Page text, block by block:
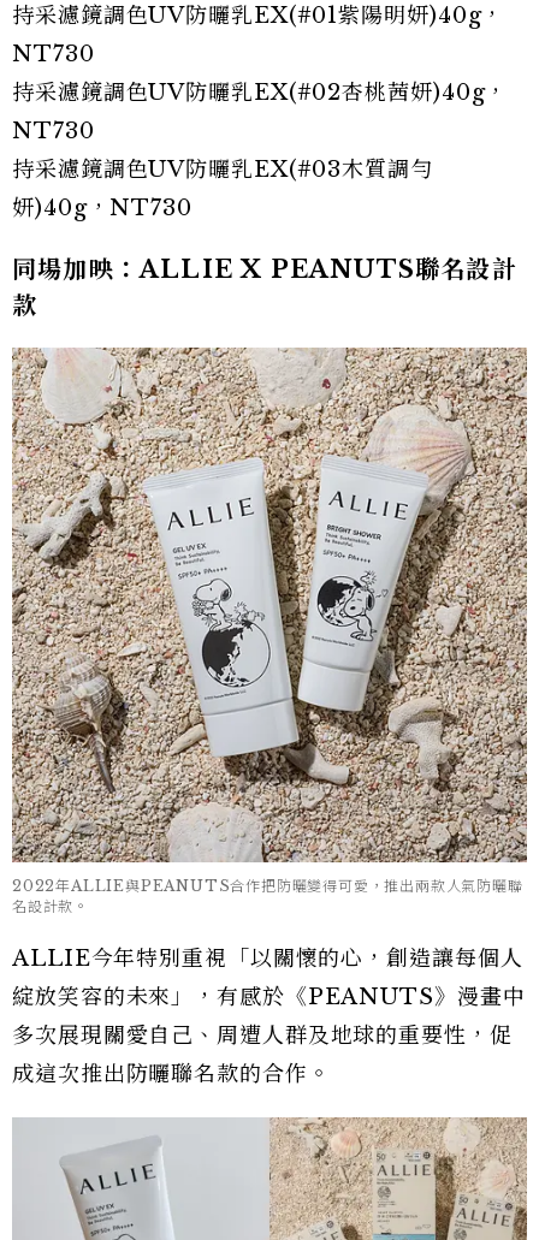
持采濾鏡調色UV防曬乳EX(#01紫陽明妍)40g，
NT730
持采濾鏡調色UV防曬乳EX(#02杏桃茜妍)40g，
NT730
持采濾鏡調色UV防曬乳EX(#03木質調勻
妍)40g，NT730
同場加映：ALLIE X PEANUTS聯名設計
款
2022年ALLIE與PEANUTS合作把防曬變得可愛，推出兩款人氣防曬聯
名設計款。
ALLIE今年特別重視「以關懷的心，創造讓每個人
綻放笑容的未來」，有感於《PEANUTS》漫畫中
多次展現關愛自己、周遭人群及地球的重要性，促
成這次推出防曬聯名款的合作。